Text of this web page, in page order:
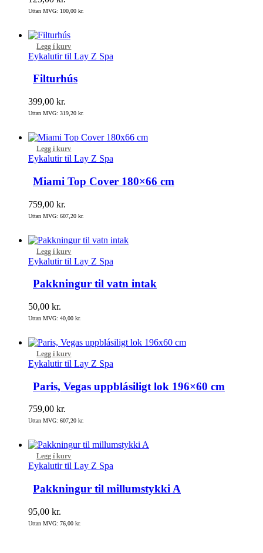
Uttan MVG: 100,00 kr.
Legg í kurv
Eykalutir til Lay Z Spa
Filturhús
399,00 kr.
Uttan MVG: 319,20 kr.
Legg í kurv
Eykalutir til Lay Z Spa
Miami Top Cover 180×66 cm
759,00 kr.
Uttan MVG: 607,20 kr.
Legg í kurv
Eykalutir til Lay Z Spa
Pakkningur til vatn intak
50,00 kr.
Uttan MVG: 40,00 kr.
Legg í kurv
Eykalutir til Lay Z Spa
Paris, Vegas uppblásiligt lok 196×60 cm
759,00 kr.
Uttan MVG: 607,20 kr.
Legg í kurv
Eykalutir til Lay Z Spa
Pakkningur til millumstykki A
95,00 kr.
Uttan MVG: 76,00 kr.